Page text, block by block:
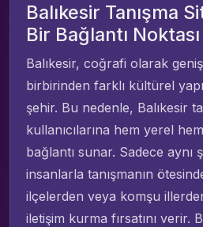
Balıkesir Tanışma
Bir Bağlantı Noktası
Balıkesir, coğrafi olarak
birbirinden farklı kültürel
şehir. Bu nedenle, Balıkesir
kullanıcılarına hem yerel
bağlantı sunar. Sadece aynı
insanlarla tanışmanın
ilçelerden veya komşu
iletişim kurma fırsatını verir.